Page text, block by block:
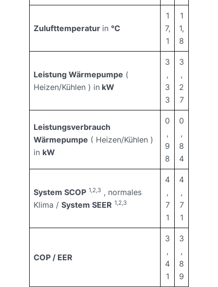
Zulufttemperatur in °C
1
7,
1
1
1,
8
Leistung Wärmepumpe (
Heizen/Kühlen ) in kW
3
,
3
3
3
,
2
7
Leistungsverbrauch
Wärmepumpe ( Heizen/Kühlen )
in kW
0
,
9
8
0
,
8
4
System SCOP 1,2,3 , normales
Klima / System SEER 1,2,3
4
,
7
1
4
,
7
1
COP / EER
3
,
4
1
3
,
8
9